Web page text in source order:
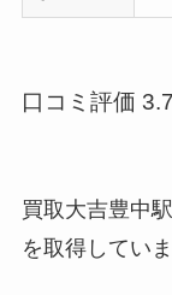
口コミ評価 3.7
買取大吉豊中
を取得していま